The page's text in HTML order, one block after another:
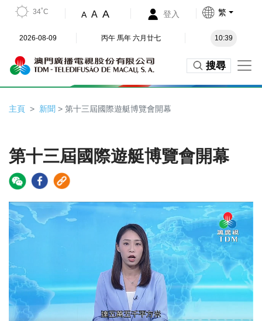
34˚C A A A 登入 繁
2026-08-09 丙午 馬年 六月廿七 10:39
搜尋
主頁 新聞 > 第十三屆國際遊艇博覽會開幕
第十三屆國際遊艇博覽會開幕
Video
Player